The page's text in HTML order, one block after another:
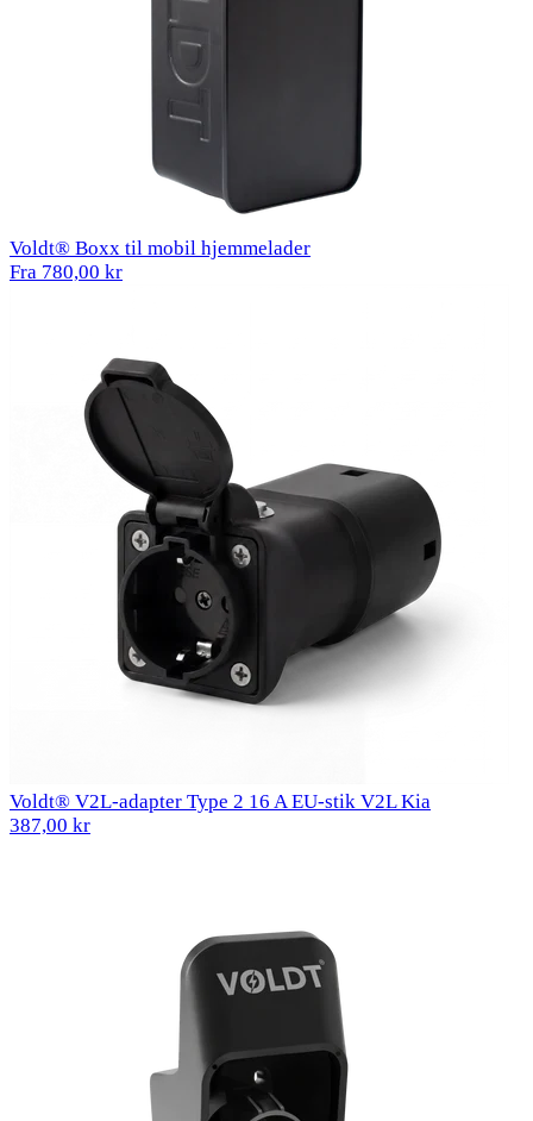
Voldt® Boxx til mobil hjemmelader
Fra 780,00 kr
Voldt® V2L-adapter Type 2 16 A EU-stik V2L Kia
387,00 kr